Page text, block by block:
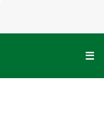
☰